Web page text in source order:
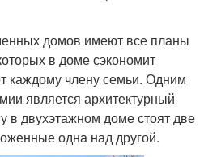
домов имеют все планы
в доме сэкономит
каждому члену семьи. Одним
является архитектурный
в двухэтажном доме стоят две
одна над другой.